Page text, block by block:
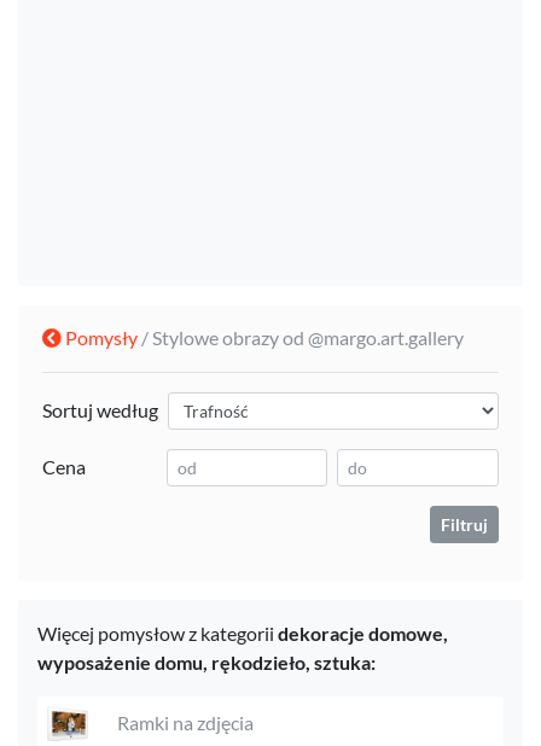
Pomysły / Stylowe obrazy od @margo.art.gallery
Sortuj według
Cena
Filtruj
Więcej pomysłow z kategorii dekoracje domowe,
wyposażenie domu, rękodzieło, sztuka:
Ramki na zdjęcia